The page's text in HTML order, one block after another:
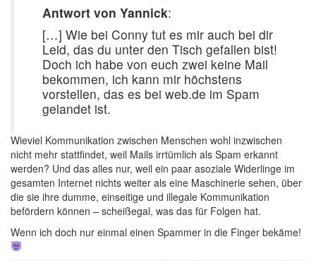
Antwort von Yannick:
[…] Wie bei Conny tut es mir auch bei dir
Leid, das du unter den Tisch gefallen bist!
Doch ich habe von euch zwei keine Mail
bekommen, ich kann mir höchstens
vorstellen, das es bei web.de im Spam
gelandet ist.
Wieviel Kommunikation zwischen Menschen wohl inzwischen
nicht mehr stattfindet, weil Mails irrtümlich als Spam erkannt
werden? Und das alles nur, weil ein paar asoziale Widerlinge im
gesamten Internet nichts weiter als eine Maschinerie sehen, über
die sie ihre dumme, einseitige und illegale Kommunikation
befördern können – scheißegal, was das für Folgen hat.
Wenn ich doch nur einmal einen Spammer in die Finger bekäme!